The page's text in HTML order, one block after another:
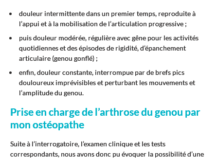
douleur intermittente dans un premier temps, reproduite à
l’appui et à la mobilisation de l’articulation progressive ;
puis douleur modérée, régulière avec gêne pour les activités
quotidiennes et des épisodes de rigidité, d’épanchement
articulaire (genou gonflé) ;
enfin, douleur constante, interrompue par de brefs pics
douloureux imprévisibles et perturbant les mouvements et
l’amplitude du genou.
Prise en charge de l’arthrose du genou par
mon ostéopathe
Suite à l’interrogatoire, l’examen clinique et les tests
correspondants, nous avons donc pu évoquer la possibilité d’une